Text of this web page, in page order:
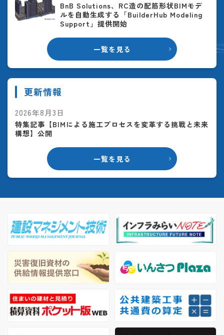
一覧を見る
BnB Solutions、RC造の配筋形状BIMモデ
ルを自動生成する「BuilderHub Modeling
Support」提供開始
更新情報
一覧を見る
2026年8月3日
特集記事【BIMによる施工プロセスを変革する挑戦と未来
構想】公開